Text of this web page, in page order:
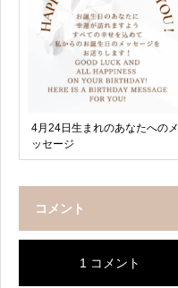
4月24日生まれのあなたへのメ
ッセージ
コメント
1 コメント